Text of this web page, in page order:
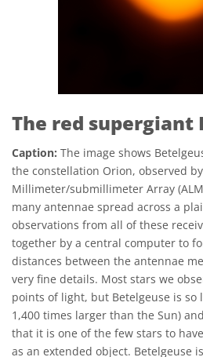
The red supergiant
Caption: The image shows
the constellation Orion, observed
Millimeter/submillimeter Array
many antennae spread across a
observations from all of these
together by a central computer to
distances between the antennae
very fine details. Most stars we
points of light, but Betelgeuse is
1,400 times larger than the Sun)
that it is one of the few stars to
as an extended object. Betelgeuse